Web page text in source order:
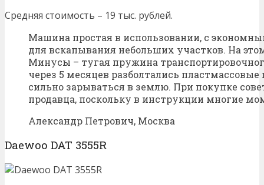
Средняя стоимость – 19 тыс. рублей.
Машина простая в использовании, с
для вскапывания небольших участков. На
Минусы – тугая пружина
через 5 месяцев разболтались
сильно зарываться в землю. При покупке
продавца, поскольку в инструкции многие
Александр Петрович, Москва
Daewoo DAT 3555R